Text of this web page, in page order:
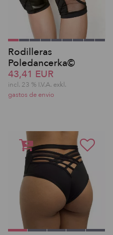
Rodilleras
Poledancerka©
43,41 EUR
incl. 23 % I.V.A. exkl.
gastos de envio